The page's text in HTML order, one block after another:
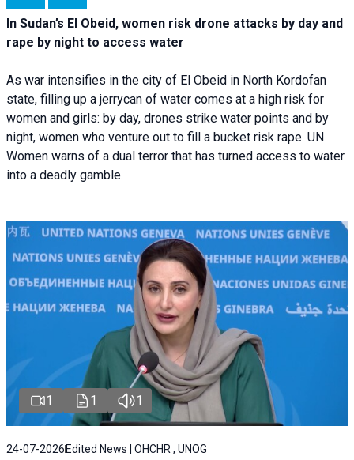
In Sudan’s El Obeid, women risk drone attacks by day and
rape by night to access water
As war intensifies in the city of El Obeid in North Kordofan
state, filling up a jerrycan of water comes at a high risk for
women and girls: by day, drones strike water points and by
night, women who venture out to fill a bucket risk rape. UN
Women warns of a dual terror that has turned access to water
into a deadly gamble.
1 1 1
24-07-2026 Edited News | OHCHR , UNOG